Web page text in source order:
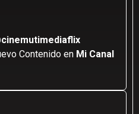
Contenido en Mi Canal